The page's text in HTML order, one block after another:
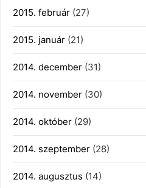
2015. február (27)
2015. január (21)
2014. december (31)
2014. november (30)
2014. október (29)
2014. szeptember (28)
2014. augusztus (14)